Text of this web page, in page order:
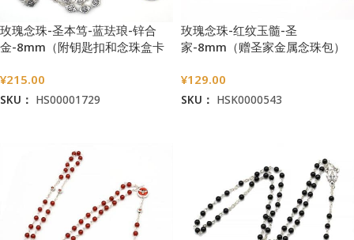
玫瑰念珠-圣本笃-蓝珐琅-锌合
金-8mm（附钥匙扣和念珠盒卡
¥215.00
SKU： HS00001729
玫瑰念珠-红纹玉髓-圣
家-8mm（赠圣家金属念珠包）
¥129.00
SKU： HSK0000543